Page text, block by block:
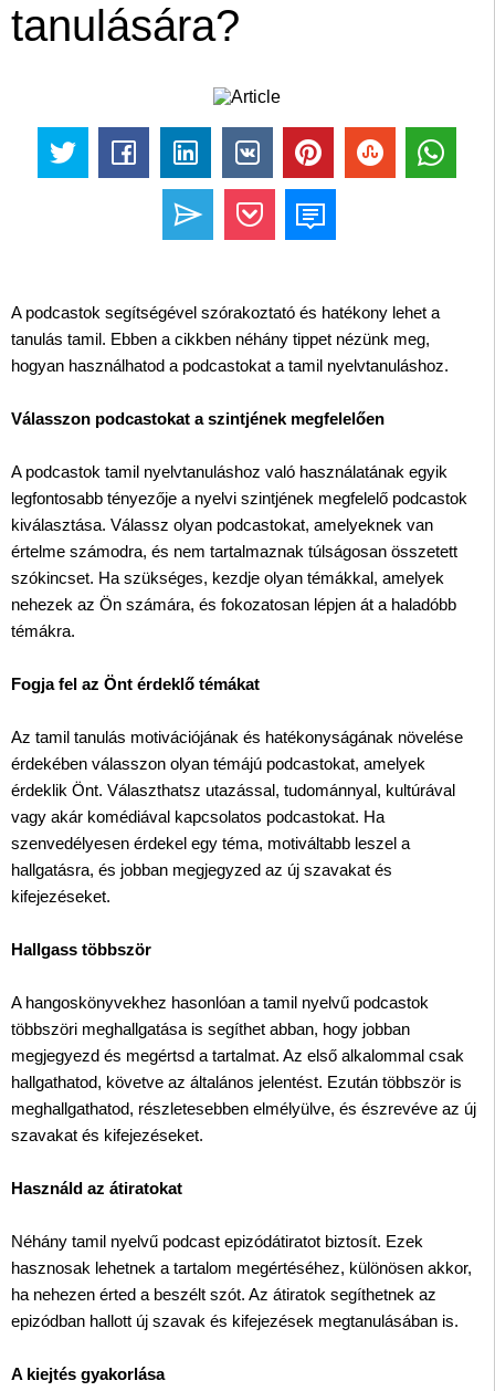
tanulására?
A podcastok segítségével szórakoztató és hatékony lehet a
tanulás tamil. Ebben a cikkben néhány tippet nézünk meg,
hogyan használhatod a podcastokat a tamil nyelvtanuláshoz.
Válasszon podcastokat a szintjének megfelelően
A podcastok tamil nyelvtanuláshoz való használatának egyik
legfontosabb tényezője a nyelvi szintjének megfelelő podcastok
kiválasztása. Válassz olyan podcastokat, amelyeknek van
értelme számodra, és nem tartalmaznak túlságosan összetett
szókincset. Ha szükséges, kezdje olyan témákkal, amelyek
nehezek az Ön számára, és fokozatosan lépjen át a haladóbb
témákra.
Fogja fel az Önt érdeklő témákat
Az tamil tanulás motivációjának és hatékonyságának növelése
érdekében válasszon olyan témájú podcastokat, amelyek
érdeklik Önt. Választhatsz utazással, tudománnyal, kultúrával
vagy akár komédiával kapcsolatos podcastokat. Ha
szenvedélyesen érdekel egy téma, motiváltabb leszel a
hallgatásra, és jobban megjegyzed az új szavakat és
kifejezéseket.
Hallgass többször
A hangoskönyvekhez hasonlóan a tamil nyelvű podcastok
többszöri meghallgatása is segíthet abban, hogy jobban
megjegyezd és megértsd a tartalmat. Az első alkalommal csak
hallgathatod, követve az általános jelentést. Ezután többször is
meghallgathatod, részletesebben elmélyülve, és észrevéve az új
szavakat és kifejezéseket.
Használd az átiratokat
Néhány tamil nyelvű podcast epizódátiratot biztosít. Ezek
hasznosak lehetnek a tartalom megértéséhez, különösen akkor,
ha nehezen érted a beszélt szót. Az átiratok segíthetnek az
epizódban hallott új szavak és kifejezések megtanulásában is.
A kiejtés gyakorlása